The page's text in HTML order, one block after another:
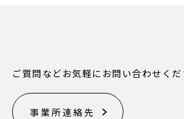
ご質問などお気軽にお問い合わせくだ
事業所連絡先